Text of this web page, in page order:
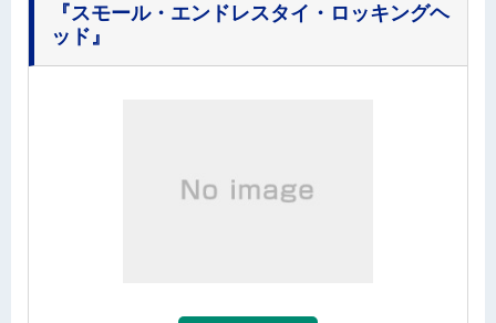
『スモール・エンドレスタイ・ロッキングヘ
ッド』